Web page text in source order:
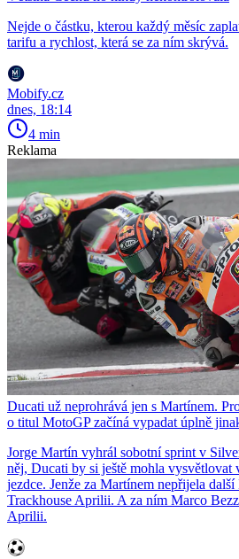
Nejde o částku, kterou každý měsíc
tarifu a rychlost, která se za ním skrývá.
Mobify.cz
dnes, 18:14
4 min
Reklama
Ducati už neprohrává jen s Martínem.
o titul MotoGP začíná vypadat úplně
Jorge Martín vyhrál sobotní sprint v
něj, Ducati by si ještě mohla vysvětlovat
jezdce. Jenže za Martínem nepřijela
Trackhouse Aprilii. A za ním Marco
Aprilii.